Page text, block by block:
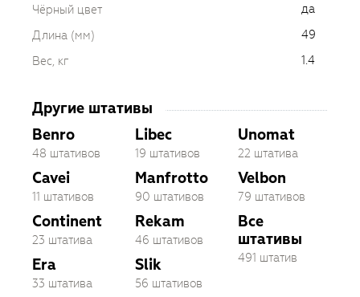
Чёрный цвет
да
Длина (мм)
49
Вес, кг
1.4
Другие штативы
Benro
48 штативов
Cavei
11 штативов
Continent
23 штатива
Era
33 штатива
Libec
19 штативов
Manfrotto
90 штативов
Rekam
46 штативов
Slik
56 штативов
Unomat
22 штатива
Velbon
79 штативов
Все
штативы
491 штатив